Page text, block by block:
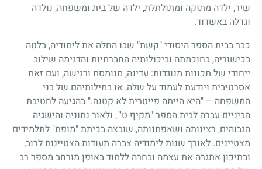
שיר, ילדה מתוקה ומתולתלת, ילדה של בית ומשפחה, נולדה
וגדלה באשדוד.
כבר בבית הספר היסודי "קשת" שבו החלה את לימודיה, בלטה
בכישוריה, בחוכמתה וביכולותיה החברתיות והדגימה שילוב
ייחודי של תכונות מנוגדות: עדינה, מנומסת ורגישה, ועם זאת
אסרטיבית ויודעת לעמוד על שלה, או במילותיהם של בני
המשפחה – "היא הייתה פייטרית לא קטנה." בהגיעה לחטיבת
הביניים עברה לבית הספר "מקיף ט'", ולאור נתוניה והישגיה
הגבוהים, רצינותה ושאפתנותה, שובצה בכיתת "מופת" לתלמידים
מצטיינים. לאורך שנות לימודיה צברה תעודות הצטיינות לרוב,
ובתיכון אתגרה את עצמה ובחרה ללמוד באופן מורחב מספר רב